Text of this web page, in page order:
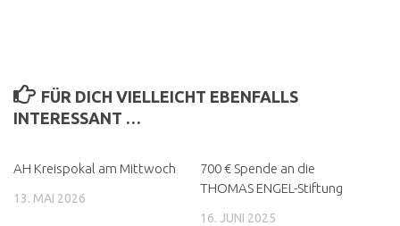
FÜR DICH VIELLEICHT EBENFALLS
INTERESSANT …
AH Kreispokal am Mittwoch
13. MAI 2026
700 € Spende an die
THOMAS ENGEL-Stiftung
16. JUNI 2025